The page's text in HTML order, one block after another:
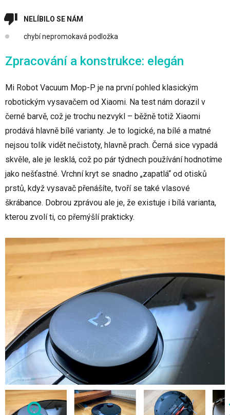
NELÍBILO SE NÁM
chybí nepromokavá podložka
Zpracování a konstrukce: elegán
Mi Robot Vacuum Mop-P je na první pohled klasickým
robotickým vysavačem od Xiaomi. Na test nám dorazil v
černé barvě, což je trochu nezvykl – běžně totiž Xiaomi
prodává hlavně bílé varianty. Je to logické, na bílé a matné
nejsou tolik vidět nečistoty, hlavně prach. Černá sice vypadá
skvěle, ale je lesklá, což po pár týdnech používání hodnotíme
jako nešťastné. Vrchní kryt se snadno „zapatlá“ od otisků
prstů, když vysavač přenášíte, tvoří se také vlasové
škrábance. Dobrou zprávou ale je, že existuje i bílá varianta,
kterou zvolí ti, co přemýšlí prakticky.